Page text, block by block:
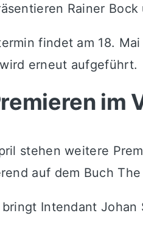
Rainer Bock
findet am 18.
erneut aufgeführt.
im
stehen weitere
auf dem Buch
Intendant Johan